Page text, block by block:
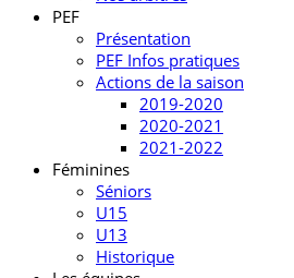
PEF
Présentation
PEF Infos pratiques
Actions de la saison
2019-2020
2020-2021
2021-2022
Féminines
Séniors
U15
U13
Historique